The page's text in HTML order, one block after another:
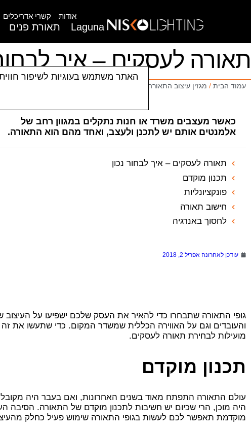
אודות קשרי אדריכלים
Laguna תאורת פנים
תאורה לעסקים – איך
עמוד הבית / מגזין עיצוב התאורה
כאשר מעצבים משרד או חנות נתקלים במגוון רחב של
אלמנטים אותם יש לתכנן ולעצב, ואחד מהם הוא התאורה.
תאורה לעסקים – איך לבחור נכון
תכנון מוקדם
פונקציונליות
חישוב תאורה
לחסוך באנרגיה
עודכן לאחרונה אפריל 2, 2018
גופי התאורה שתבחרו כדי להאיר את העסק שלכם ישפיעו על
והעובדים וגם על האווירה הכללית שמשדר המקום. כדי שתעשו את זה
מועילות לבחירת תאורה לעסקים.
תכנון מוקדם
עולם התאורה התפתח מאוד בשנים האחרונות, ואם בעבר היה
היה מוכן, הרי שכיום יש חשיבות לתכנון מוקדם של התאורה. הסיבה
מוקדמת תאפשר לכם לעשות בגופי התאורה שימוש פעיל כחלק
האתר משתמש בעוגיות לשיפור